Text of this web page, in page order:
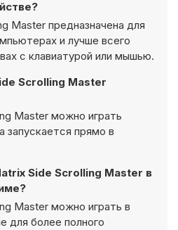
Master предназначена для
и лучше всего
с клавиатурой или мышью.
Scrolling Master
Master можно играть
запускается прямо в
Side Scrolling Master в
Master можно играть в
для более полного